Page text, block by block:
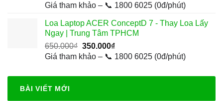
gốc
500.000₫.
hiện
là:
300.000₫.
Giá tham khảo – 📞 1800 6025 (0đ/phút)
Loa Laptop ACER ConceptD 7 - Thay Loa Lấy
Ngay | Trung Tâm TPHCM
650.000₫ Giá
gốc
650.000₫.
350.000₫Giá
hiện
là:
Giá tham khảo – 📞 1800 6025 (0đ/phút)
BÀI VIẾT MỚI